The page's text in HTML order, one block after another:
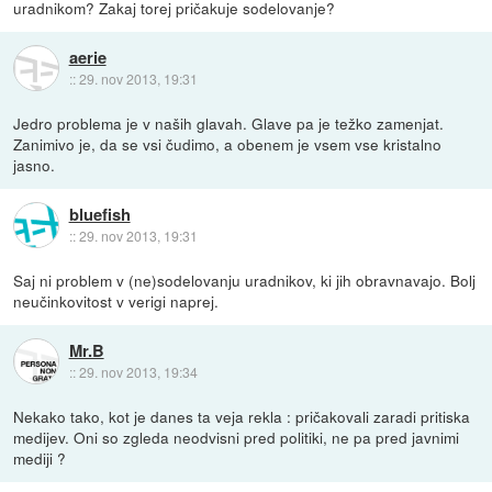
uradnikom? Zakaj torej pričakuje sodelovanje?
aerie
::29. nov 2013, 19:31
Jedro problema je v naših glavah. Glave pa je težko zamenjat.
Zanimivo je, da se vsi čudimo, a obenem je vsem vse kristalno
jasno.
bluefish
::29. nov 2013, 19:31
Saj ni problem v (ne)sodelovanju uradnikov, ki jih obravnavajo. Bolj
neučinkovitost v verigi naprej.
Mr.B
::29. nov 2013, 19:34
Nekako tako, kot je danes ta veja rekla : pričakovali zaradi pritiska
medijev. Oni so zgleda neodvisni pred politiki, ne pa pred javnimi
mediji ?